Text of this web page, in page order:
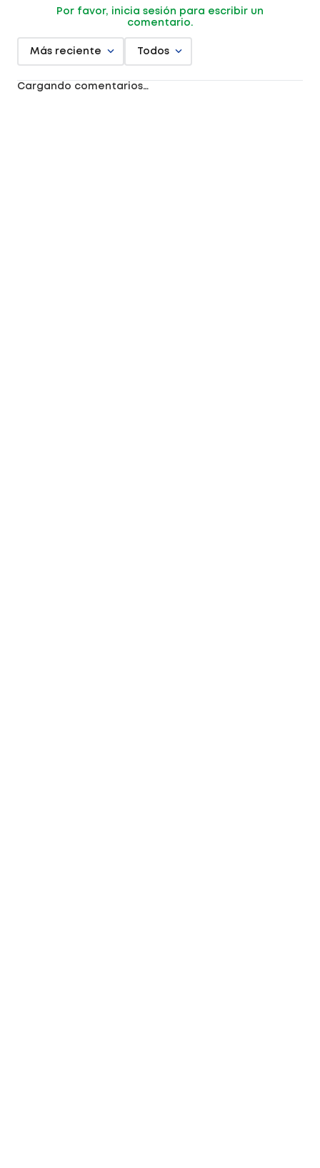
Por favor, inicia sesión para escribir un
comentario.
Más reciente Todos
Cargando comentarios…